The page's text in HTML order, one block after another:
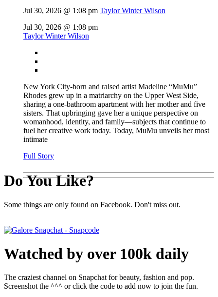
Jul 30, 2026 @ 1:08 pm Taylor Winter Wilson
Jul 30, 2026 @ 1:08 pm
Taylor Winter Wilson
New York City-born and raised artist Madeline “MuMu”
Rhodes grew up in a matriarchy on the Upper West Side,
sharing a one-bathroom apartment with her mother and five
sisters. That upbringing gave her a unique perspective on
womanhood, identity, and family—subjects that continue to
fuel her creative work today. Today, MuMu unveils her most
intimate
Full Story
Do You Like?
Some things are only found on Facebook. Don't miss out.
Watched by over 100k daily
The craziest channel on Snapchat for beauty, fashion and pop.
Screenshot the ^^^ or click the code to add now to join the fun.